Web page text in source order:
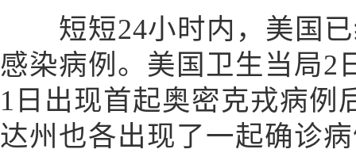
短短24小时内，美国已
感染病例。美国卫生当局2
1日出现首起奥密克戎病例
达州也各出现了一起确诊